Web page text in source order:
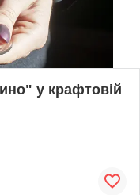
у крафтовій